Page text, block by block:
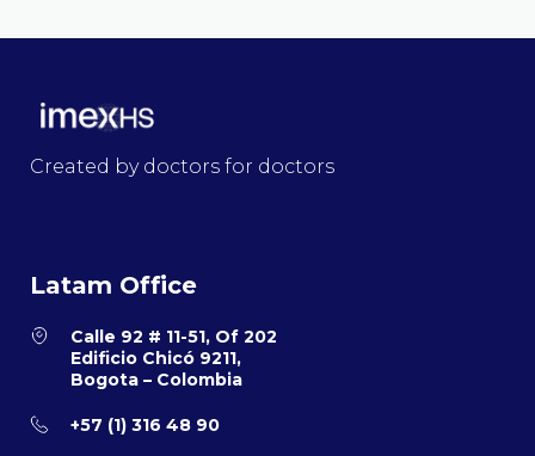
Created by doctors for doctors
Latam Office
Calle 92 # 11-51, Of 202
Edificio Chicó 9211,
Bogota – Colombia
+57 (1) 316 48 90